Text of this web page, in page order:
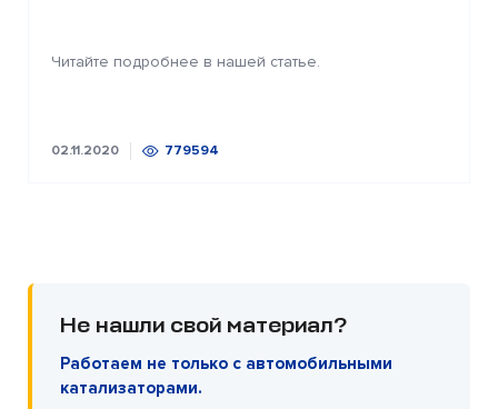
Читайте подробнее в нашей статье.
02.11.2020 779594
Не нашли свой материал?
Работаем не только с автомобильными
катализаторами.